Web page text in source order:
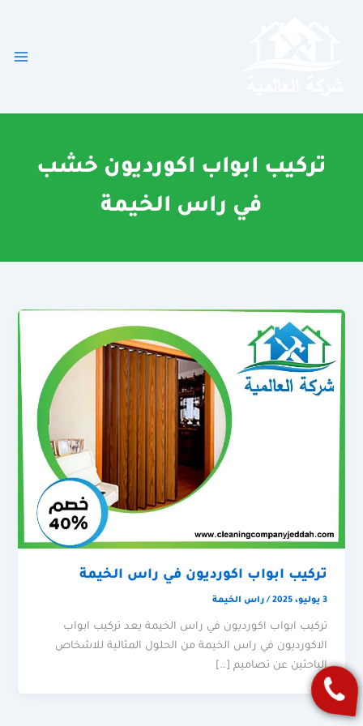
تركيب ابواب اكورديون خشب
في راس الخيمة
تركيب ابواب اكورديون في راس الخيمة
3 يوليو، 2025 /راس الخيمة
تركيب ابواب اكورديون في راس الخيمة يعد تركيب ابواب
الاكورديون في راس الخيمة من الحلول المثالية للاشخاص
الباحثين عن تصاميم […]